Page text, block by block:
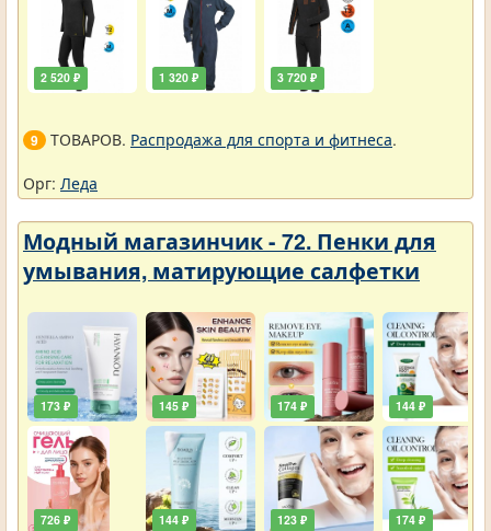
2 520 ₽ 1 320 ₽ 3 720 ₽
9 ТОВАРОВ. Распродажа для спорта и фитнеса.
Орг: Леда
Модный магазинчик - 72. Пенки для
умывания, матирующие салфетки
173 ₽
726 ₽
145 ₽
144 ₽
174 ₽
123 ₽
144 ₽
174 ₽